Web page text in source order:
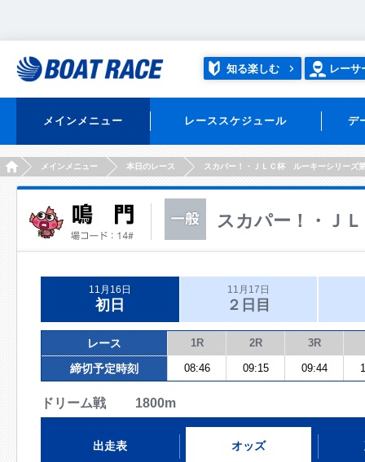
知る楽しむ レーサ
メインメニュー レーススケジュール デ
HOMEメインメニュー 本日のレース スカパー！・ＪＬＣ杯 ルーキーシリーズ
スカパー！・Ｊ
11月16日
初日
11月17日
２日目
レース 1R 2R 3R
締切予定時刻 08:46 09:15 09:44
ドリーム戦 1800m
出走表 オッズ